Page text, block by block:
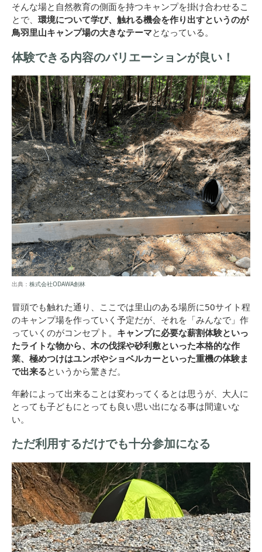
そんな場と自然教育の側面を持つキャンプを掛け合わせるこ
とで、 環境について学び、触れる機会を作り出すというのが
鳥羽里山キャンプ場の大きなテーマとなっている。
体験できる内容のバリエーションが良い！
出典： 株式会社ODAWA創林
冒頭でも触れた通り、ここでは里山のある場所に50サイト程
のキャンプ場を作っていく予定だが、それを「みんなで」作
っていくのがコンセプト。 キャンプに必要な薪割体験といっ
たライトな物から、木の伐採や砂利敷といった本格的な作
業、極めつけはユンボやショベルカーといった重機の体験ま
で出来るというから驚きだ。
年齢によって出来ることは変わってくるとは思うが、大人に
とっても子どもにとっても良い思い出になる事は間違いな
い。
ただ利用するだけでも十分参加になる